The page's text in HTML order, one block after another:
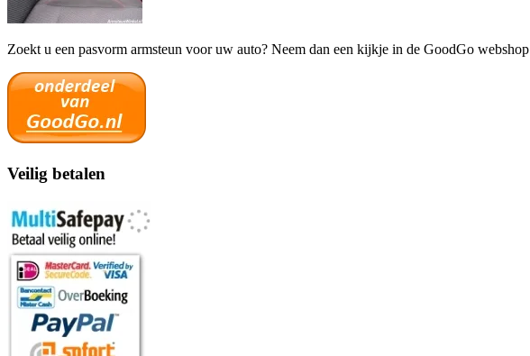
Zoekt u een pasvorm armsteun voor uw auto? Neem dan een kijkje in de GoodGo webshop
Veilig betalen